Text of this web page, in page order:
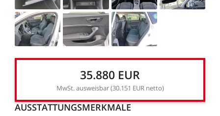
35.880 EUR
MwSt.ausweisbar(30.151 EUR netto)
AUSSTATTUNGSMERKMALE